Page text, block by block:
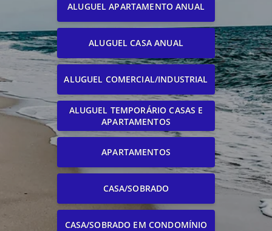
ALUGUEL APARTAMENTO ANUAL
ALUGUEL CASA ANUAL
ALUGUEL COMERCIAL/INDUSTRIAL
ALUGUEL TEMPORÁRIO CASAS E
APARTAMENTOS
APARTAMENTOS
CASA/SOBRADO
CASA/SOBRADO EM CONDOMÍNIO